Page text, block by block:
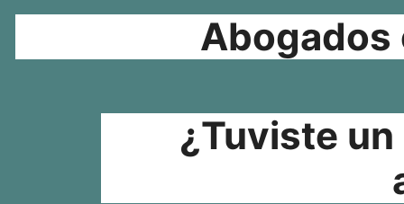
Abogados
¿Tuviste